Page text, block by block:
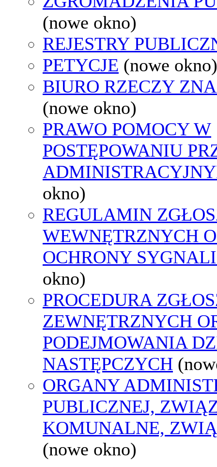
(nowe okno)
REJESTRY
PETYCJE (nowe okno)
BIURO RZECZY
(nowe okno)
PRAWO POMOCY W
POSTĘPOWANIU
okno)
REGULAMIN
WEWNĘTRZNYCH
OCHRONY
okno)
PROCEDURA
ZEWNĘTRZNYCH
PODEJMOWANIA
NASTĘPCZYCH
ORGANY
PUBLICZNEJ,
KOMUNALNE,
(nowe okno)